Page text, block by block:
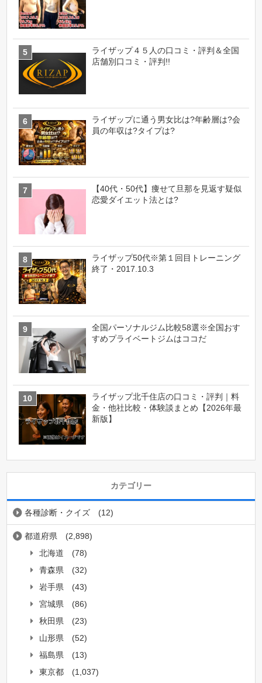
ライザップ４５人の口コミ・評判＆全国
店舗別口コミ・評判!!
ライザップに通う男女比は?年齢層は?会
員の年収は?タイプは?
【40代・50代】痩せて旦那を見返す疑似
恋愛ダイエット法とは?
ライザップ50代※第１回目トレーニング
終了・2017.10.3
全国パーソナルジム比較58選※全国おす
すめプライベートジムはココだ
ライザップ北千住店の口コミ・評判｜料
金・他社比較・体験談まとめ【2026年最
新版】
カテゴリー
各種診断・クイズ (12)
都道府県
(2,898)
北海道
(78)
青森県
(32)
岩手県
(43)
宮城県
(86)
秋田県
(23)
山形県
(52)
福島県
(13)
東京都
(1,037)